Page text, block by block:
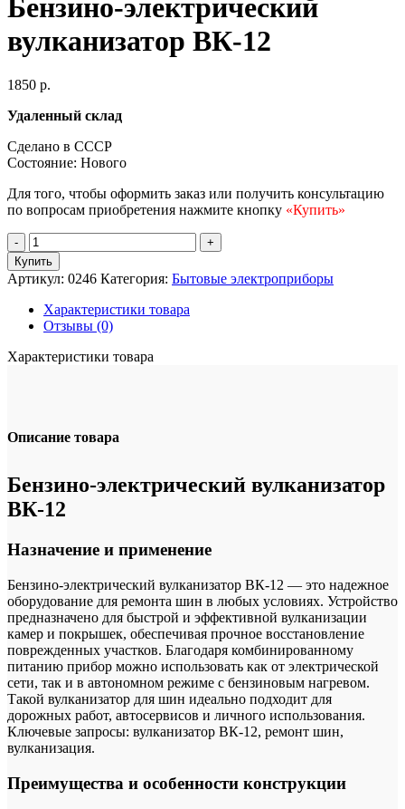
Бензино-электрический
вулканизатор ВК-12
1850 р.
Удаленный склад
Сделано в СССР
Состояние: Нового
Для того, чтобы оформить заказ или получить консультацию
по вопросам приобретения нажмите кнопку «Купить»
Количество
товара
Бензино-
электрический
вулканизатор
ВК-12
Купить
Артикул: 0246 Категория: Бытовые электроприборы
Характеристики товара
Отзывы (0)
Характеристики товара
Описание товара
Бензино-электрический вулканизатор
ВК-12
Назначение и применение
Бензино-электрический вулканизатор ВК-12 — это надежное
оборудование для ремонта шин в любых условиях. Устройство
предназначено для быстрой и эффективной вулканизации
камер и покрышек, обеспечивая прочное восстановление
поврежденных участков. Благодаря комбинированному
питанию прибор можно использовать как от электрической
сети, так и в автономном режиме с бензиновым нагревом.
Такой вулканизатор для шин идеально подходит для
дорожных работ, автосервисов и личного использования.
Ключевые запросы: вулканизатор ВК-12, ремонт шин,
вулканизация.
Преимущества и особенности конструкции